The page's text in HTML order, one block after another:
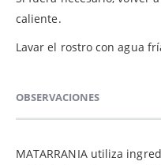
caliente.
Lavar el rostro con agua
OBSERVACIONES
MATARRANIA utiliza